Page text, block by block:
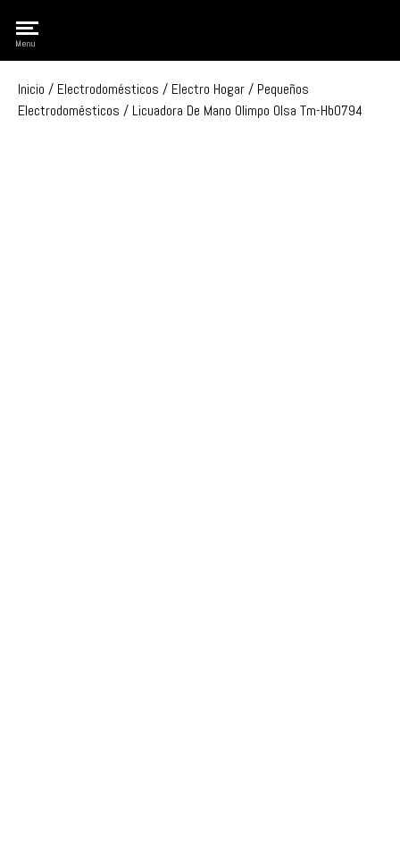
Menu
Inicio / Electrodomésticos / Electro Hogar/ Pequeños
Electrodomésticos / Licuadora De Mano Olimpo Olsa Tm-Hb0794